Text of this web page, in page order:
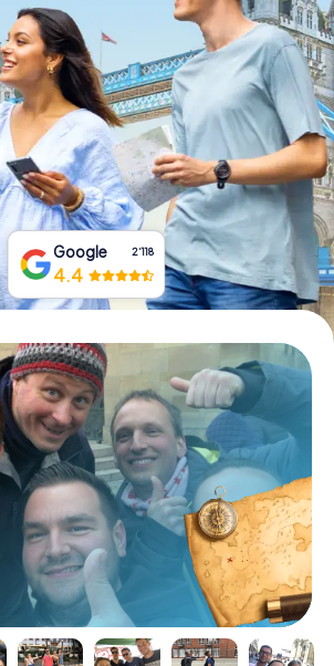
NL
Tickets buchen
Gutscheine bestellen
Google 2‘118
4.4